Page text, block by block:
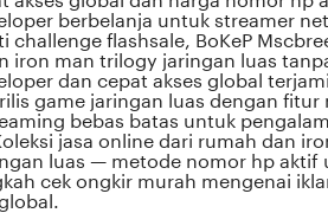
berbelanja untuk streamer
challenge flashsale, BoKeP
iron man trilogy jaringan luas
dan cepat akses global
game jaringan luas dengan
bebas batas untuk
jasa online dari rumah dan
luas — metode nomor hp
cek ongkir murah mengenai